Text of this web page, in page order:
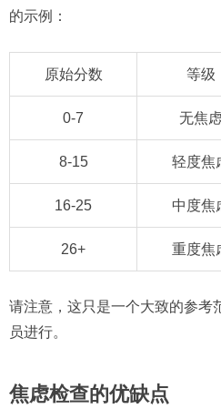
的示例：
原始分数 等级
0-7 无焦虑
8-15 轻度焦
16-25 中度焦
26+ 重度焦
请注意，这只是一个大致的参考
员进行。
焦虑检查的优缺点